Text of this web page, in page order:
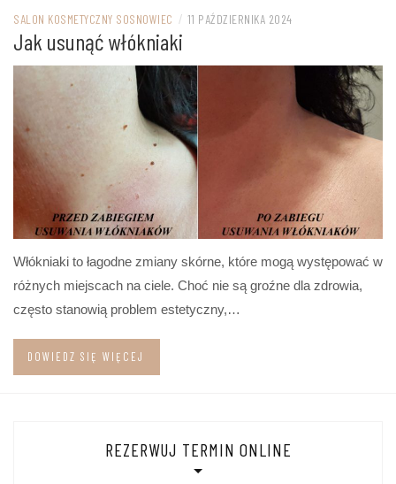
SALON KOSMETYCZNY SOSNOWIEC / 11 PAŹDZIERNIKA 2024
Jak usunąć włókniaki
Włókniaki to łagodne zmiany skórne, które mogą występować w
różnych miejscach na ciele. Choć nie są groźne dla zdrowia,
często stanowią problem estetyczny,…
DOWIEDZ SIĘ WIĘCEJ
REZERWUJ TERMIN ONLINE